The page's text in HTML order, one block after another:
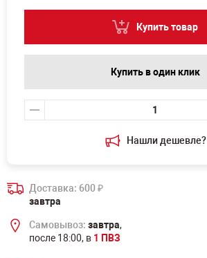
Нашли дешевле?
Купить товар
Купить в один клик
Доставка: 600₽
завтра
Самовывоз: завтра,
после 18:00, в 1 ПВЗ